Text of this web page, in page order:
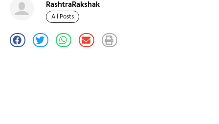
RashtraRakshak
All Posts